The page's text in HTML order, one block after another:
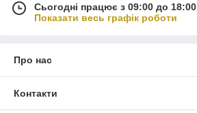
Сьогодні працює з 09:00 до 18:00
Показати весь графік роботи
Про нас
Контакти